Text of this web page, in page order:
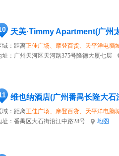
域：距离正佳广场、摩登百货、天平洋电脑
址： 广州天河区天河路375号隆德大厦七层
维也纳酒店(广州番禺长隆大石
域：距离正佳广场、摩登百货、天平洋电脑
址： 番禺区大石街沿江中路28号 地图